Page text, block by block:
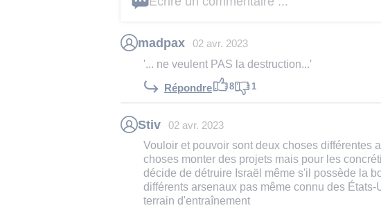
madpax 02 avr. 2023
'... ne veulent PAS la destruction...'
Répondre 8 1
Stiv 02 avr. 2023
Vouloir et pouvoir sont deux choses différentes
choses monter des projets mais pour les
décide de détruire Israël même s'il possède la
différents arsenaux pas même connu des
terrain d'entraînement